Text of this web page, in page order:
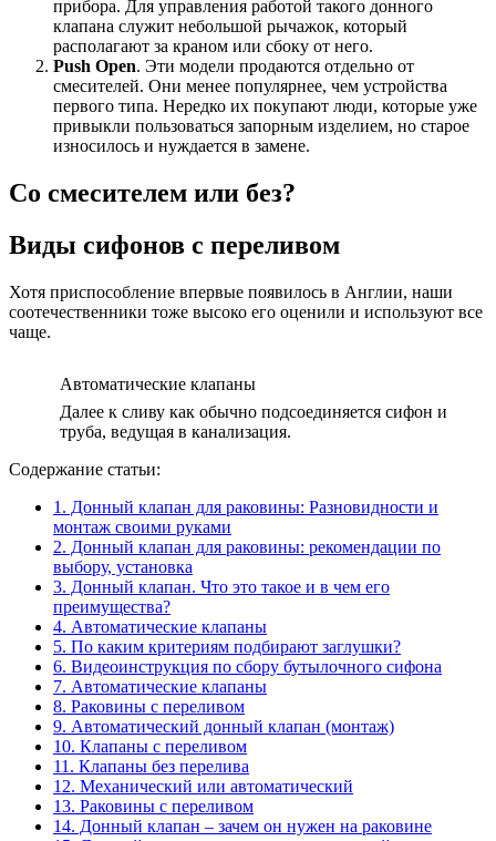
прибора. Для управления работой такого донного
клапана служит небольшой рычажок, который
располагают за краном или сбоку от него.
Push Open. Эти модели продаются отдельно от
смесителей. Они менее популярнее, чем устройства
первого типа. Нередко их покупают люди, которые уже
привыкли пользоваться запорным изделием, но старое
износилось и нуждается в замене.
Со смесителем или без?
Виды сифонов с переливом
Хотя приспособление впервые появилось в Англии, наши
соотечественники тоже высоко его оценили и используют все
чаще.
Автоматические клапаны
Далее к сливу как обычно подсоединяется сифон и
труба, ведущая в канализация.
Содержание статьи:
1. Донный клапан для раковины: Разновидности и
монтаж своими руками
2. Донный клапан для раковины: рекомендации по
выбору, установка
3. Донный клапан. Что это такое и в чем его
преимущества?
4. Автоматические клапаны
5. По каким критериям подбирают заглушки?
6. Видеоинструкция по сбору бутылочного сифона
7. Автоматические клапаны
8. Раковины с переливом
9. Автоматический донный клапан (монтаж)
10. Клапаны с переливом
11. Клапаны без перелива
12. Механический или автоматический
13. Раковины с переливом
14. Донный клапан – зачем он нужен на раковине